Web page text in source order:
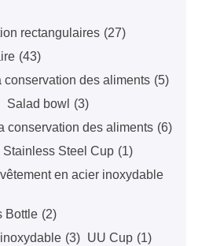
rectangulaires (27)
(43)
conservation des aliments (5)
Salad bowl (3)
conservation des aliments (6)
Stainless Steel Cup (1)
en acier inoxydable
Bottle (2)
(3) UU Cup (1)